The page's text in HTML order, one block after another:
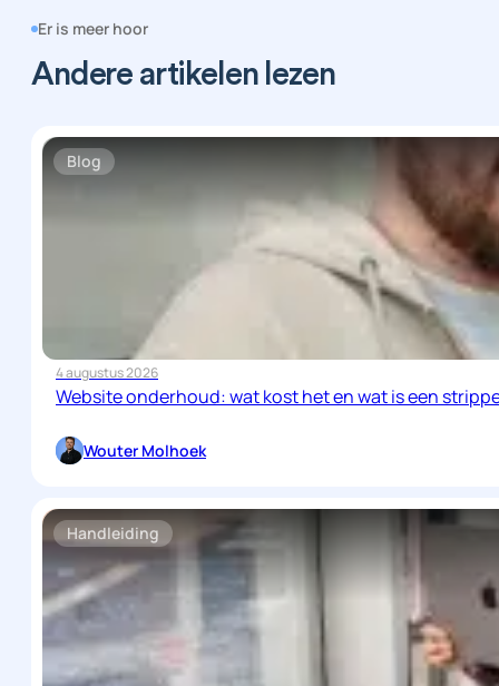
Er is meer hoor
Andere artikelen lezen
Blog
4 augustus 2026
Website onderhoud: wat kost het en wat is een
Wouter Molhoek
Handleiding